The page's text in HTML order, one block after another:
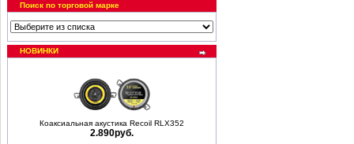
Поиск по торговой марке
НОВИНКИ
Коаксиальная акустика Recoil RLX352
2.890руб.